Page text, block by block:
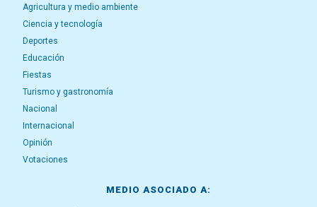
Agricultura y medio ambiente
Ciencia y tecnología
Deportes
Educación
Fiestas
Turismo y gastronomía
Nacional
Internacional
Opinión
Votaciones
MEDIO ASOCIADO A: